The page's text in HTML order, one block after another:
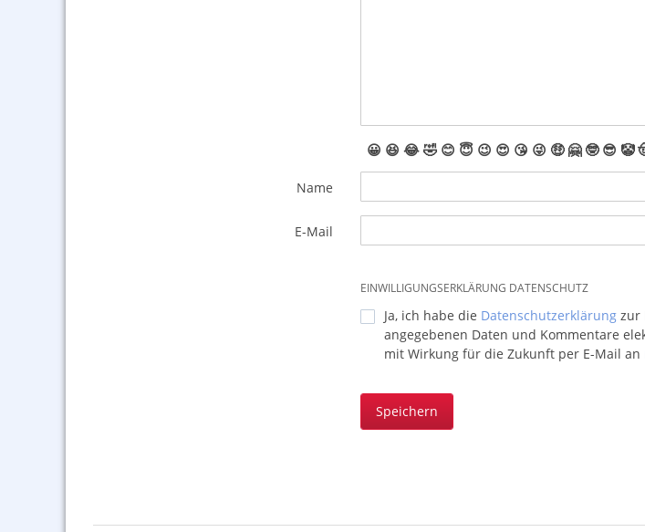
😀 😆 😂🤣 😊 😇 😉 😍 😘 😜 🤑 🤗 🤓 😎 🤡
Name
E-Mail
EINWILLIGUNGSERKLÄRUNG DATENSCHUTZ
Ja, ich habe die Datenschutzerklärungzur
angegebenen Daten und Kommentare
mit Wirkung für die Zukunft per E-Mail an
Speichern